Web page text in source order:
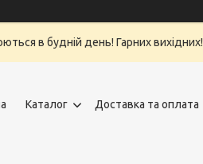
в будній день! Гарних вихідних!
Каталог Доставка та оплата